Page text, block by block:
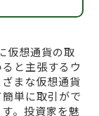
想通貨の取
と主張するウ
まな仮想通貨
単に取引がで
。投資家を魅